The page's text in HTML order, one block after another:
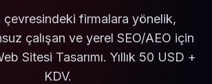
çevresindeki firmalara yönelik,
çalışan ve yerel SEO/AEO için
Sitesi Tasarımı. Yıllık 50 USD +
KDV.